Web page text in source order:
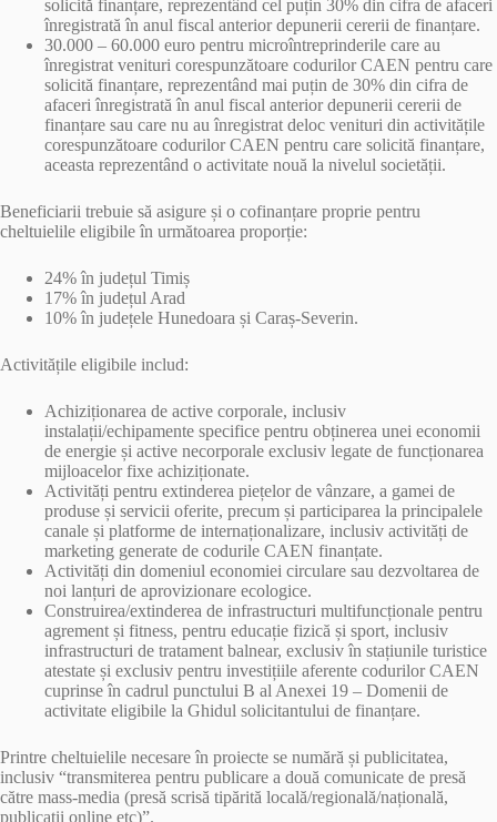
solicită finanțare, reprezentând cel puțin 30% din cifra de afaceri
înregistrată în anul fiscal anterior depunerii cererii de finanțare.
30.000 – 60.000 euro pentru microîntreprinderile care au
înregistrat venituri corespunzătoare codurilor CAEN pentru care
solicită finanțare, reprezentând mai puțin de 30% din cifra de
afaceri înregistrată în anul fiscal anterior depunerii cererii de
finanțare sau care nu au înregistrat deloc venituri din activitățile
corespunzătoare codurilor CAEN pentru care solicită finanțare,
aceasta reprezentând o activitate nouă la nivelul societății.
Beneficiarii trebuie să asigure și o cofinanțare proprie pentru
cheltuielile eligibile în următoarea proporție:
24% în județul Timiș
17% în județul Arad
10% în județele Hunedoara și Caraș-Severin.
Activitățile eligibile includ:
Achiziționarea de active corporale, inclusiv
instalații/echipamente specifice pentru obținerea unei economii
de energie și active necorporale exclusiv legate de funcționarea
mijloacelor fixe achiziționate.
Activități pentru extinderea piețelor de vânzare, a gamei de
produse și servicii oferite, precum și participarea la principalele
canale și platforme de internaționalizare, inclusiv activități de
marketing generate de codurile CAEN finanțate.
Activități din domeniul economiei circulare sau dezvoltarea de
noi lanțuri de aprovizionare ecologice.
Construirea/extinderea de infrastructuri multifuncționale pentru
agrement și fitness, pentru educație fizică și sport, inclusiv
infrastructuri de tratament balnear, exclusiv în stațiunile turistice
atestate și exclusiv pentru investițiile aferente codurilor CAEN
cuprinse în cadrul punctului B al Anexei 19 – Domenii de
activitate eligibile la Ghidul solicitantului de finanțare.
Printre cheltuielile necesare în proiecte se numără și publicitatea,
inclusiv “transmiterea pentru publicare a două comunicate de presă
către mass-media (presă scrisă tipărită locală/regională/națională,
publicații online etc)”.